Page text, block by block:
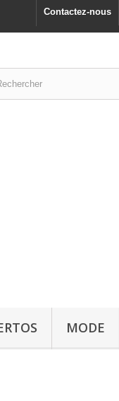
Contactez-nous
MODE